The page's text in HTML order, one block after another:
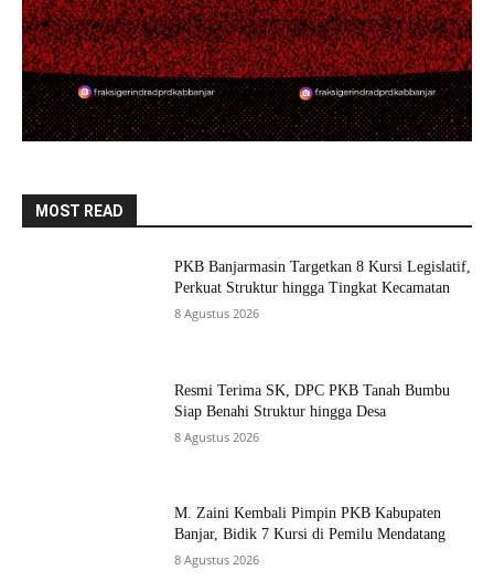
MOST READ
PKB Banjarmasin Targetkan 8 Kursi Legislatif,
Perkuat Struktur hingga Tingkat Kecamatan
8 Agustus 2026
Resmi Terima SK, DPC PKB Tanah Bumbu
Siap Benahi Struktur hingga Desa
8 Agustus 2026
M. Zaini Kembali Pimpin PKB Kabupaten
Banjar, Bidik 7 Kursi di Pemilu Mendatang
8 Agustus 2026